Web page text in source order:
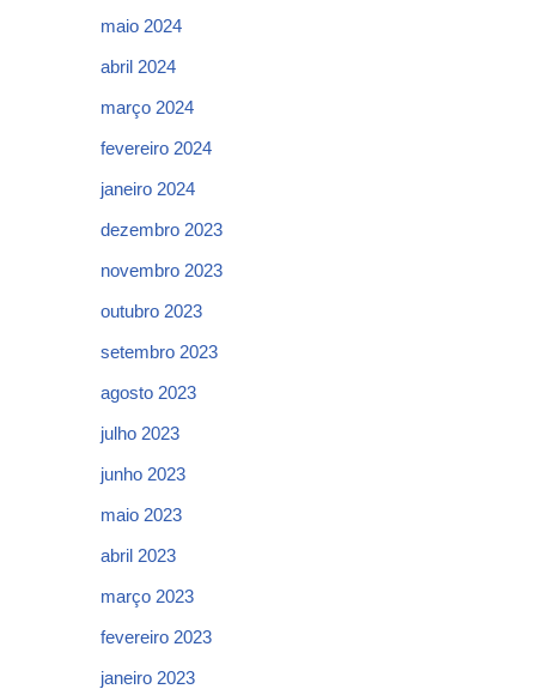
maio 2024
abril 2024
março 2024
fevereiro 2024
janeiro 2024
dezembro 2023
novembro 2023
outubro 2023
setembro 2023
agosto 2023
julho 2023
junho 2023
maio 2023
abril 2023
março 2023
fevereiro 2023
janeiro 2023